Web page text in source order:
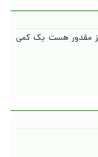
مقدور هست یک کمی